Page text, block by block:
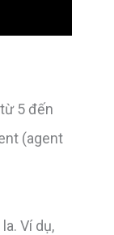
5 đến
(agent
Ví dụ,